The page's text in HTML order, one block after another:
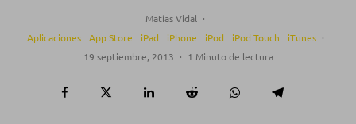
Matías Vidal ·
Aplicaciones
App Store iPad iPhone iPod iPod Touch iTunes ·
19 septiembre, 2013 · 1 Minuto de lectura